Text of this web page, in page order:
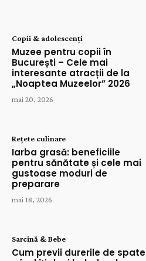
Copii & adolescenți
Muzee pentru copii în
București – Cele mai
interesante atracții de la
„Noaptea Muzeelor” 2026
mai 20, 2026
Rețete culinare
Iarba grasă: beneficiile
pentru sănătate și cele mai
gustoase moduri de
preparare
mai 18, 2026
Sarcină & Bebe
Cum previi durerile de spate